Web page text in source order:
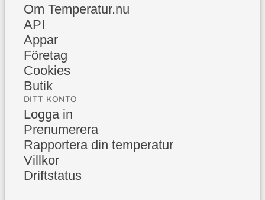
Om Temperatur.nu
API
Appar
Företag
Cookies
Butik
DITT KONTO
Logga in
Prenumerera
Rapportera din temperatur
Villkor
Driftstatus